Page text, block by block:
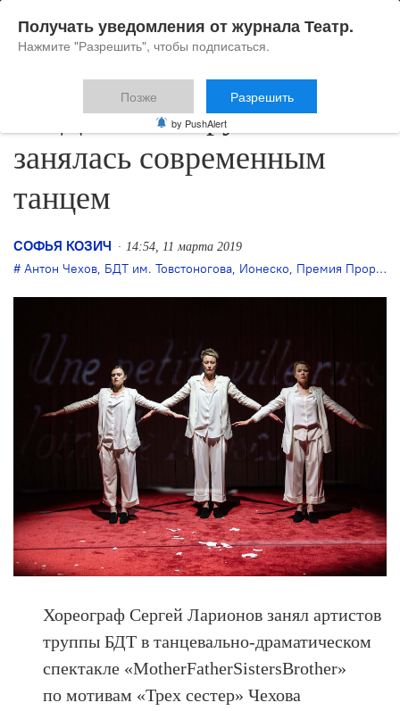
В БДТ часть труппы
занялась современным
танцем
СОФЬЯ КОЗИЧ 14:54, 11 марта 2019
Антон Чехов, БДТ им. Товстоногова, Ионеско, Премия Прорыв
Хореограф Сергей Ларионов занял артистов
труппы БДТ в танцевально-драматическом
спектакле «MotherFatherSistersBrother»
по мотивам «Трех сестер» Чехова
Получать уведомления от журнала Театр.
Нажмите "Разрешить", чтобы подписаться.
Позже Разрешить
by PushAlert